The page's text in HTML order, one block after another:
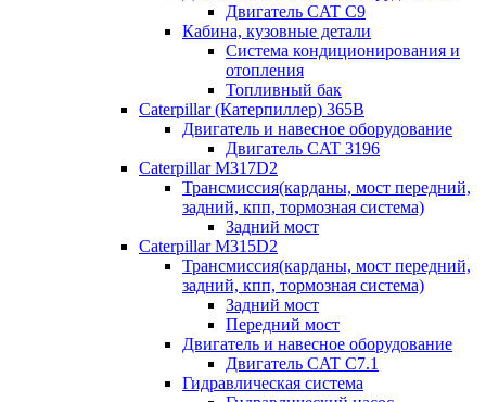
Двигатель CAT C9
Кабина, кузовные детали
Система кондиционирования и
отопления
Топливный бак
Caterpillar (Катерпиллер) 365B
Двигатель и навесное оборудование
Двигатель CAT 3196
Caterpillar M317D2
Трансмиссия(карданы, мост передний,
задний, кпп, тормозная система)
Задний мост
Caterpillar M315D2
Трансмиссия(карданы, мост передний,
задний, кпп, тормозная система)
Задний мост
Передний мост
Двигатель и навесное оборудование
Двигатель CAT C7.1
Гидравлическая система